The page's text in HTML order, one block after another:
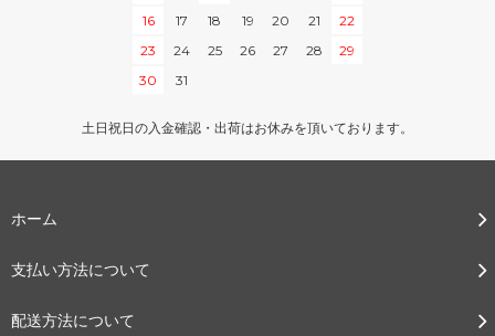
16
17 18 19 20 21
22
23
24 25 26 27 28
29
30
31
土日祝日の入金確認・出荷はお休みを頂いております。
ホーム
支払い方法について
配送方法について